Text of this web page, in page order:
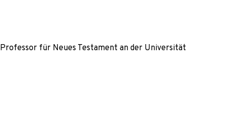
für Neues Testament an der Universität